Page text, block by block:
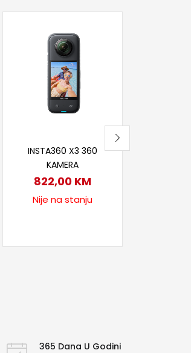
INSTA360 X3 360
KAMERA
822,00 KM
Nije na stanju
365 Dana U Godini